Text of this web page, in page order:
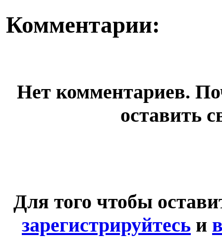
Комментарии:
Нет комментариев.
оставить
Для того чтобы
зарегистрируйтесь и